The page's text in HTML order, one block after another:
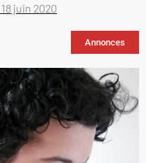
18 juin 2020
Annonces